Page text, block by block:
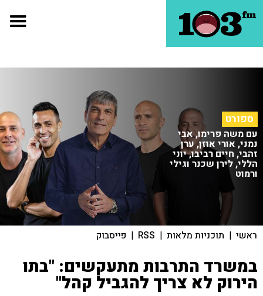
ספורט
עם משה פרימו, אבי
נמני, אורי אוזן, ערן
זהבי, חיים רביבו, יוני
הללי, לירן שכנר וגילי
ורמוט
ראשי | תוכניות מלאות |
RSS
| פייסבוק
במשרד התרבות מתעקשים: "בתו
הירוק לא צריך להגביל קהל"